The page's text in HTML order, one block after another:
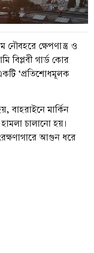
নৌবহরে ক্ষেপণাস্ত্র ও
বিপ্লবী গার্ড কোর
‘প্রতিশোধমূলক
মার্কিন
চালানো হয়।
আগুন ধরে